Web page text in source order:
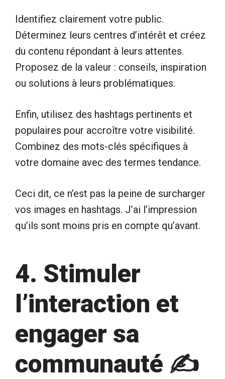
Identifiez clairement votre public.
Déterminez leurs centres d’intérêt et créez
du contenu répondant à leurs attentes.
Proposez de la valeur : conseils, inspiration
ou solutions à leurs problématiques.
Enfin, utilisez des hashtags pertinents et
populaires pour accroître votre visibilité.
Combinez des mots-clés spécifiques à
votre domaine avec des termes tendance.
Ceci dit, ce n’est pas la peine de surcharger
vos images en hashtags. J’ai l’impression
qu’ils sont moins pris en compte qu’avant.
4. Stimuler
l’interaction et
engager sa
communauté ✍